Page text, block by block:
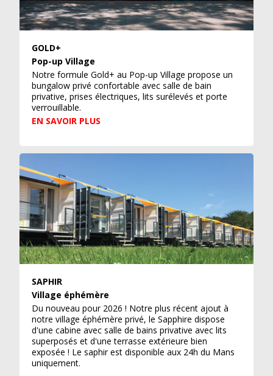
GOLD+
Pop-up Village
Notre formule Gold+ au Pop-up Village propose un
bungalow privé confortable avec salle de bain
privative, prises électriques, lits surélevés et porte
verrouillable.
EN SAVOIR PLUS
SAPHIR
Village éphémère
Du nouveau pour 2026 ! Notre plus récent ajout à
notre village éphémère privé, le Sapphire dispose
d'une cabine avec salle de bains privative avec lits
superposés et d'une terrasse extérieure bien
exposée ! Le saphir est disponible aux 24h du Mans
uniquement.